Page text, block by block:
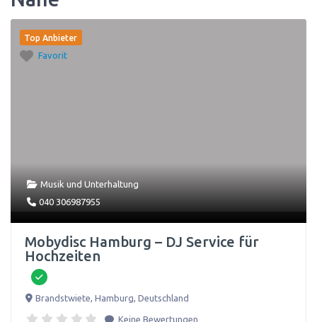
Top Anbieter
Favorit
Musik und Unterhaltung
040 306987955
Mobydisc Hamburg – DJ Service für
Hochzeiten
Brandstwiete, Hamburg, Deutschland
Keine Bewertungen